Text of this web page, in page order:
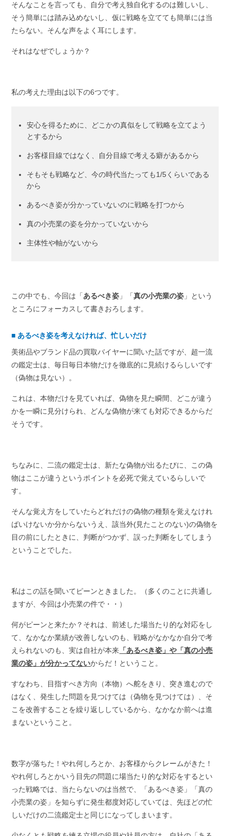
そんなことを言っても、自分で考え独自化するのは難しいし、
そう簡単には踏み込めないし、仮に戦略を立てても簡単には当
たらない。そんな声をよく耳にします。
それはなぜでしょうか？
私の考えた理由は以下の6つです。
安心を得るために、どこかの真似をして戦略を立てよう
とするから
お客様目線ではなく、自分目線で考える癖があるから
そもそも戦略など、今の時代当たっても1/5くらいである
から
あるべき姿が分かっていないのに戦略を打つから
真の小売業の姿を分かっていないから
主体性や軸がないから
この中でも、今回は「あるべき姿 」「真の小売業の姿 」という
ところにフォーカスして書きおろします。
■ あるべき姿を考えなければ、忙しいだけ
美術品やブランド品の買取バイヤーに聞いた話ですが、超一流
の鑑定士は、毎日毎日本物だけを徹底的に見続けるらしいです
（偽物は見ない）。
これは、本物だけを見ていれば、偽物を見た瞬間、どこが違う
かを一瞬に見分けられ、どんな偽物が来ても対応できるからだ
そうです。
ちなみに、二流の鑑定士は、新たな偽物が出るたびに、この偽
物はここが違うというポイントを必死で覚えているらしいで
す。
そんな覚え方をしていたらどれだけの偽物の種類を覚えなけれ
ばいけないか分からないうえ、該当外(見たことのない)の偽物を
目の前にしたときに、判断がつかず、誤った判断をしてしまう
ということでした。
私はこの話を聞いてピーンときました。（多くのことに共通し
ますが、今回は小売業の件で・・）
何がピーンと来たか？それは、前述した場当たり的な対応をし
て、なかなか業績が改善しないのも、戦略がなかなか自分で考
えられないのも、実は自社が本来 「あるべき姿」や 「真の小売
業の姿」が分かってないからだ！ということ。
すなわち、目指すべき方向（本物）へ舵をきり、突き進むので
はなく、発生した問題を見つけては（偽物を見つけては）、そ
こを改善することを繰り返ししているから、なかなか前へは進
まないということ。
数字が落ちた！やれ何しろとか、お客様からクレームがきた！
やれ何しろとかいう目先の問題に場当たり的な対応をするとい
った戦略では、当たらないのは当然で、「あるべき姿」「真の
小売業の姿」を知らずに発生都度対応していては、先ほどの忙
しいだけの二流鑑定士と同じになってしまいます。